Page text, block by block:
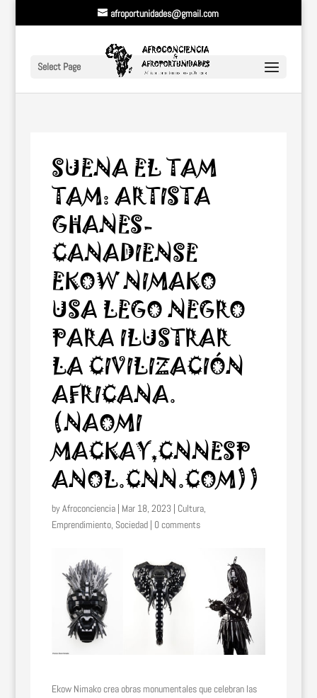
afroportunidades@gmail.com
Select Page
SUENA EL TAM
TAM: ARTISTA
GHANES-
CANADIENSE
EKOW NIMAKO
USA LEGO NEGRO
PARA ILUSTRAR
LA CIVILIZACIÓN
AFRICANA.
(NAOMI
MACKAY,CNNESP
ANOL.CNN.COM))
byAfroconciencia| Mar 18, 2023| Cultura,
Emprendimiento, Sociedad| 0 comments
Ekow Nimako crea obras monumentales que celebran las